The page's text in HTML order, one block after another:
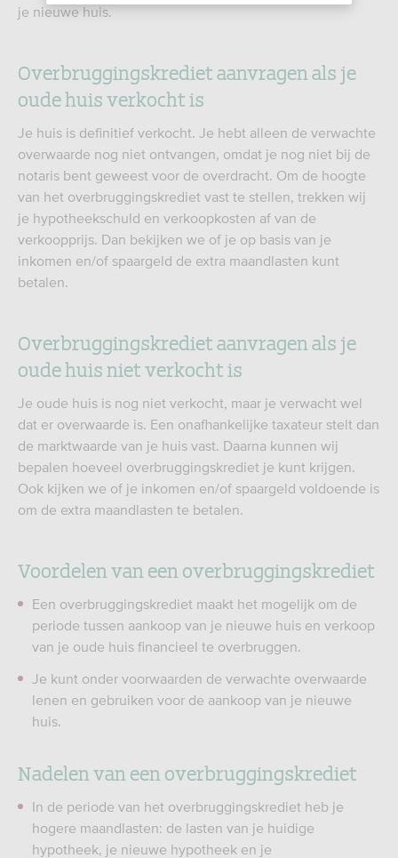
je nieuwe huis.
Overbruggingskrediet aanvragen als je
oude huis verkocht is
Je huis is definitief verkocht. Je hebt alleen de verwachte
overwaarde nog niet ontvangen, omdat je nog niet bij de
notaris bent geweest voor de overdracht. Om de hoogte
van het overbruggingskrediet vast te stellen, trekken wij
je hypotheekschuld en verkoopkosten af van de
verkoopprijs. Dan bekijken we of je op basis van je
inkomen en/of spaargeld de extra maandlasten kunt
betalen.
Overbruggingskrediet aanvragen als je
oude huis niet verkocht is
Je oude huis is nog niet verkocht, maar je verwacht wel
dat er overwaarde is. Een onafhankelijke taxateur stelt dan
de marktwaarde van je huis vast. Daarna kunnen wij
bepalen hoeveel overbruggingskrediet je kunt krijgen.
Ook kijken we of je inkomen en/of spaargeld voldoende is
om de extra maandlasten te betalen.
Voordelen van een overbruggingskrediet
Een overbruggingskrediet maakt het mogelijk om de
periode tussen aankoop van je nieuwe huis en verkoop
van je oude huis financieel te overbruggen.
Je kunt onder voorwaarden de verwachte overwaarde
lenen en gebruiken voor de aankoop van je nieuwe
huis.
Nadelen van een overbruggingskrediet
In de periode van het overbruggingskrediet heb je
hogere maandlasten: de lasten van je huidige
hypotheek, je nieuwe hypotheek en je